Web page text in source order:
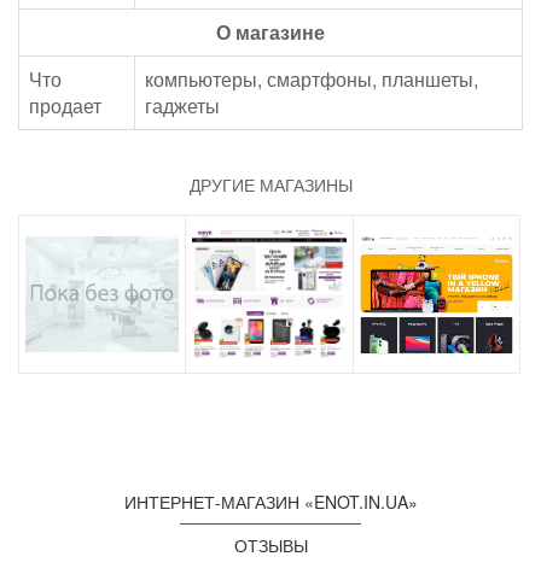
О магазине
Что
продает
компьютеры, смартфоны, планшеты,
гаджеты
ДРУГИЕ МАГАЗИНЫ
ИНТЕРНЕТ-МАГАЗИН «ENOT.IN.UA»
ОТЗЫВЫ